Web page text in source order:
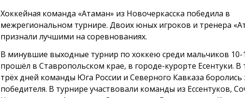
Хоккейная команда «Атаман» из Новочеркасска победила в
межрегиональном турнире. Двоих юных игроков и тренера
признали лучшими на соревнованиях.
В минувшие выходные турнир по хоккею среди мальчиков 10-
прошёл в Ставропольском крае, в городе-курорте Есентуки. В
трёх дней команды Юга России и Северного Кавказа боролись
победителя. В турнире участвовали команды из Ессентуков,